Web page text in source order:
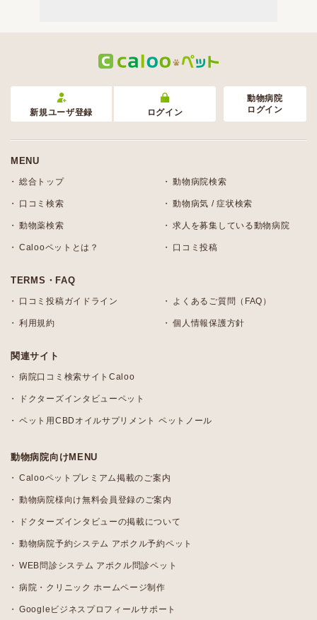
新規ユーザ登録 ログイン
動物病院
ログイン
MENU
総合トップ 動物病院検索
口コミ検索 動物病気 / 症状検索
動物薬検索 求人を募集している動物病院
Calooペットとは？ 口コミ投稿
TERMS・FAQ
口コミ投稿ガイドライン よくあるご質問（FAQ）
利用規約 個人情報保護方針
関連サイト
病院口コミ検索サイトCaloo
ドクターズインタビューペット
ペット用CBDオイルサプリメント ペットノール
動物病院向けMENU
Calooペットプレミアム掲載のご案内
動物病院様向け無料会員登録のご案内
ドクターズインタビューの掲載について
動物病院予約システム アポクル予約ペット
WEB問診システム アポクル問診ペット
病院・クリニック ホームページ制作
Googleビジネスプロフィールサポート